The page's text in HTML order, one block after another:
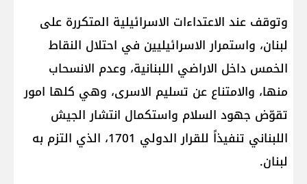
وتوقف عند الاعتداءات الاسرائيلية المتكررة على
لبنان، واستمرار الاسرائيليين في احتلال النقاط
الخمس داخل الاراضي اللبنانية، وعدم الانسحاب
منها، والامتناع عن تسليم الاسرى، وهي كلها امور
تقوّض جهود السلام واستكمال انتشار الجيش
اللبناني تنفيذاً للقرار الدولي 1701، الذي التزم به
لبنان.